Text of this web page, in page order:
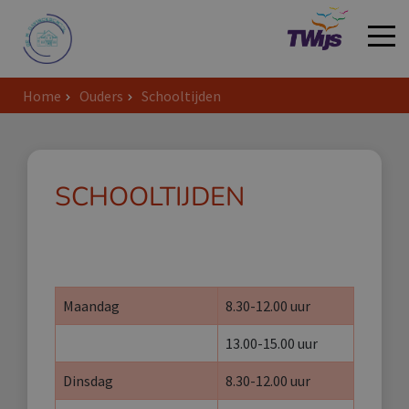
Welkom
Home Ouders Schooltijden
SCHOOLTIJDEN
Maandag 8.30-12.00 uur
13.00-15.00 uur
Dinsdag 8.30-12.00 uur